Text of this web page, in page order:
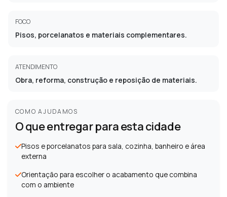
FOCO
Pisos, porcelanatos e materiais complementares.
ATENDIMENTO
Obra, reforma, construção e reposição de materiais.
COMO AJUDAMOS
O que entregar para esta cidade
Pisos e porcelanatos para sala, cozinha, banheiro e área
externa
Orientação para escolher o acabamento que combina
com o ambiente